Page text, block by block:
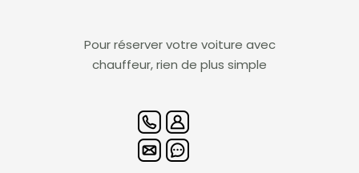
Pour réserver votre voiture avec
chauffeur, rien de plus simple